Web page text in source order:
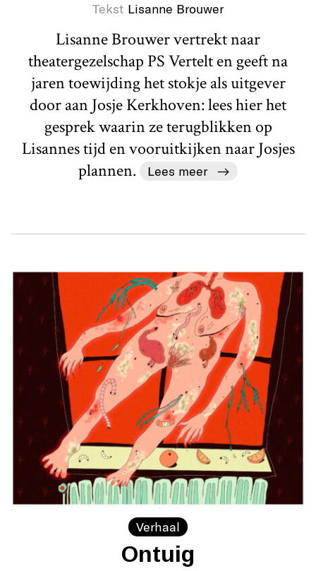
Tekst Lisanne Brouwer
Lisanne Brouwer vertrekt naar
theatergezelschap PS Vertelt en geeft na
jaren toewijding het stokje als uitgever
door aan Josje Kerkhoven: lees hier het
gesprek waarin ze terugblikken op
Lisannes tijd en vooruitkijken naar Josjes
plannen.
Lees meer
Verhaal
Ontuig